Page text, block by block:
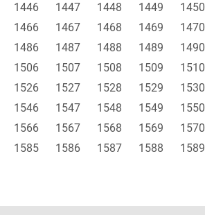
1446 1447 1448 1449 1450
1466 1467 1468 1469 1470
1486 1487 1488 1489 1490
1506 1507 1508 1509 1510
1526 1527 1528 1529 1530
1546 1547 1548 1549 1550
1566 1567 1568 1569 1570
1585 1586 1587 1588 1589